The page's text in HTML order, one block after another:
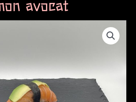
avocat